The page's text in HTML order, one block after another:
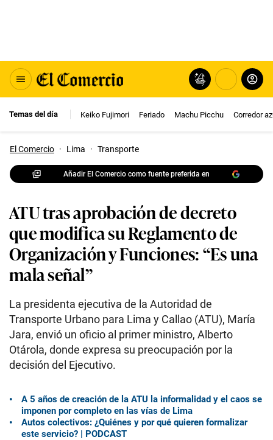
Temas del día Keiko Fujimori Feriado Machu Picchu Corredor
El Comercio · Lima · Transporte
Añadir El Comercio como fuente preferida en
ATU tras aprobación de decreto
que modifica su Reglamento de
Organización y Funciones: “Es una
mala señal”
La presidenta ejecutiva de la Autoridad de
Transporte Urbano para Lima y Callao (ATU), María
Jara, envió un oficio al primer ministro, Alberto
Otárola, donde expresa su preocupación por la
decisión del Ejecutivo.
A 5 años de creación de la ATU la informalidad y el caos se
imponen por completo en las vías de Lima
Autos colectivos: ¿Quiénes y por qué quieren formalizar
este servicio? | PODCAST